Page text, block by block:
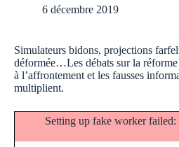
6 décembre 2019
Simulateurs bidons, projections
déformée…Les débats sur la
à l’affrontement et les fausses
multiplient.
Setting up fake worker